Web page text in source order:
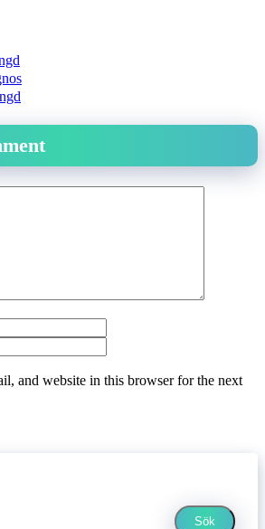
and website in this browser for the next
Sök